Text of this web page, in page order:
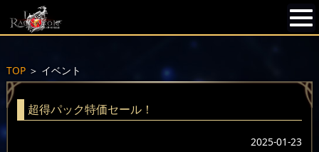
TOP＞ イベント
超得パック特価セール！
2025-01-23